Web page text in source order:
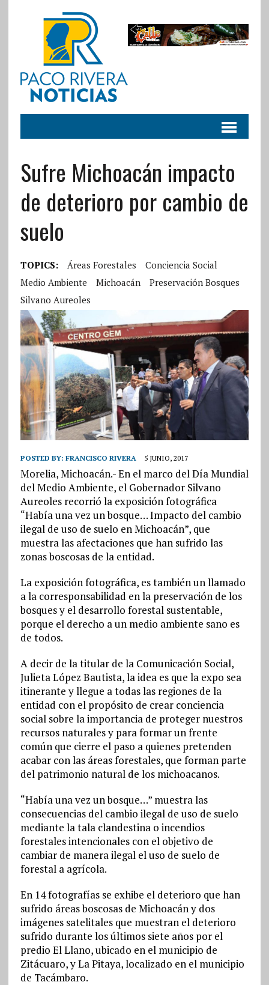
Sufre Michoacán impacto
de deterioro por cambio de
suelo
TOPICS: Áreas Forestales
Conciencia Social
Medio Ambiente
Michoacán
Preservación Bosques
Silvano Aureoles
POSTED BY: FRANCISCO RIVERA 5 JUNIO, 2017
Morelia, Michoacán.- En el marco del Día Mundial
del Medio Ambiente, el Gobernador Silvano
Aureoles recorrió la exposición fotográfica
“Había una vez un bosque… Impacto del cambio
ilegal de uso de suelo en Michoacán”, que
muestra las afectaciones que han sufrido las
zonas boscosas de la entidad.
La exposición fotográfica, es también un llamado
a la corresponsabilidad en la preservación de los
bosques y el desarrollo forestal sustentable,
porque el derecho a un medio ambiente sano es
de todos.
A decir de la titular de la Comunicación Social,
Julieta López Bautista, la idea es que la expo sea
itinerante y llegue a todas las regiones de la
entidad con el propósito de crear conciencia
social sobre la importancia de proteger nuestros
recursos naturales y para formar un frente
común que cierre el paso a quienes pretenden
acabar con las áreas forestales, que forman parte
del patrimonio natural de los michoacanos.
“Había una vez un bosque…” muestra las
consecuencias del cambio ilegal de uso de suelo
mediante la tala clandestina o incendios
forestales intencionales con el objetivo de
cambiar de manera ilegal el uso de suelo de
forestal a agrícola.
En 14 fotografías se exhibe el deterioro que han
sufrido áreas boscosas de Michoacán y dos
imágenes satelitales que muestran el deterioro
sufrido durante los últimos siete años por el
predio El Llano, ubicado en el municipio de
Zitácuaro, y La Pitaya, localizado en el municipio
de Tacámbaro.